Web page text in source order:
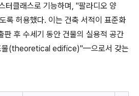
터클래스로 기능하며, "팔라디오 양
록 허용했다. 이는 건축 서적이 표준화
후 수세기 동안 건물의 실용적 공간
물(theoretical edifice)"—으로서 갖는